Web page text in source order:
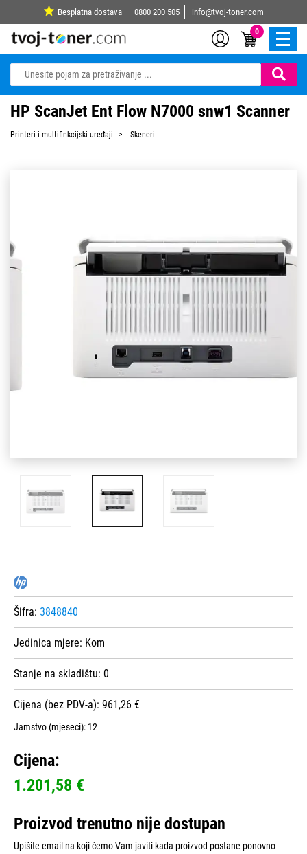
Besplatna dostava 0800 200 505 info@tvoj-toner.com
0
HP ScanJet Ent Flow N7000 snw1 Scanner
Printeri i multifinkcijski uređaji Skeneri
Šifra: 3848840
Jedinica mjere: Kom
Stanje na skladištu: 0
Cijena (bez PDV-a): 961,26 €
Jamstvo (mjeseci): 12
Cijena:
1.201,58 €
Proizvod trenutno nije dostupan
Upišite email na koji ćemo Vam javiti kada proizvod postane ponovno